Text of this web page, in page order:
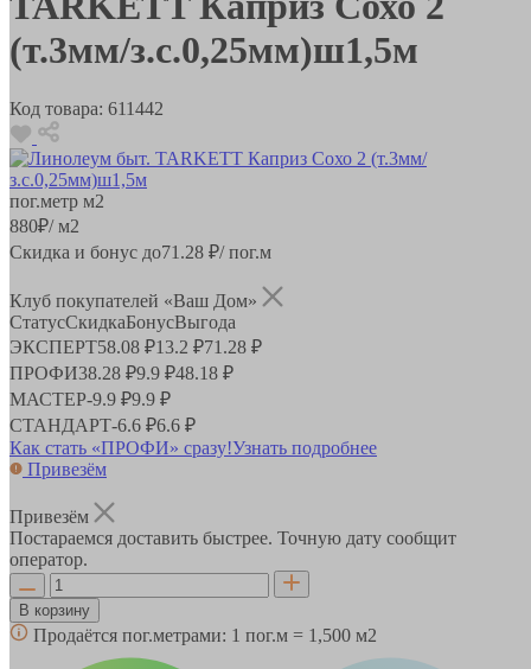
(т.3мм/з.с.0,25мм)ш1,5м
Код товара: 611442
пог.метр м2
880₽/ м2
Скидка и бонус до71.28 ₽/ пог.м
Клуб покупателей «Ваш Дом»
СтатусСкидкаБонусВыгода
ЭКСПЕРТ58.08 ₽13.2 ₽71.28 ₽
ПРОФИ38.28 ₽9.9 ₽48.18 ₽
МАСТЕР-9.9 ₽9.9 ₽
СТАНДАРТ-6.6 ₽6.6 ₽
Как стать «ПРОФИ» сразу!Узнать подробнее
Привезём
Привезём
Постараемся доставить быстрее. Точную дату сообщит
оператор.
В корзину
Продаётся пог.метрами: 1 пог.м = 1,500 м2